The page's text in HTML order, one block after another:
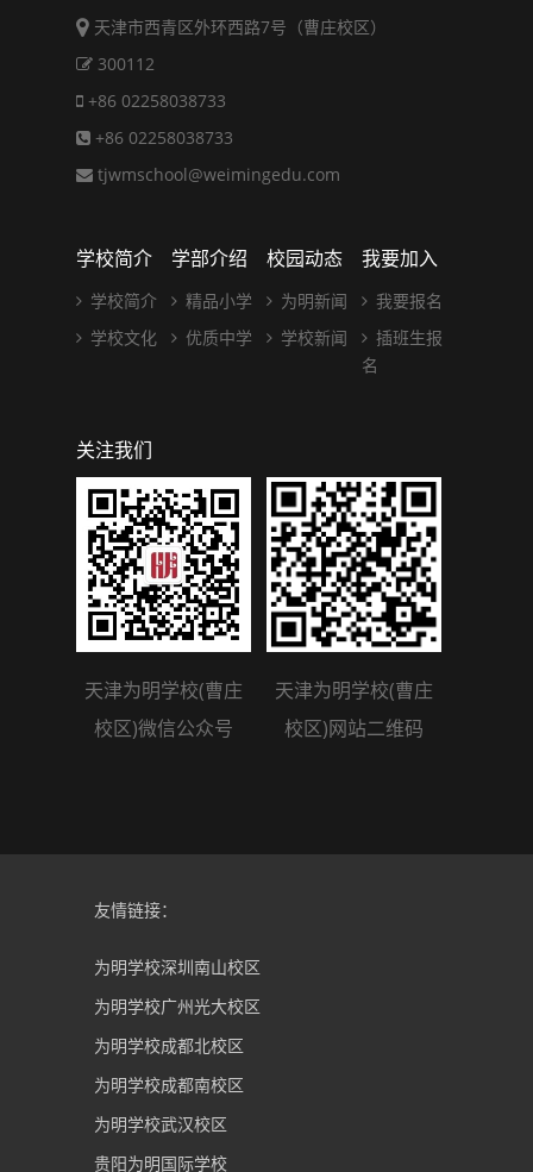
天津市西青区外环西路7号（曹庄校区）
300112
+86 02258038733
+86 02258038733
tjwmschool@weimingedu.com
学校简介
学校简介
学校文化
学部介绍
精品小学
优质中学
校园动态
为明新闻
学校新闻
我要加入
我要报名
插班生报
名
关注我们
天津为明学校(曹庄
校区)微信公众号
天津为明学校(曹庄
校区)网站二维码
友情链接：
为明学校深圳南山校区
为明学校广州光大校区
为明学校成都北校区
为明学校成都南校区
为明学校武汉校区
贵阳为明国际学校